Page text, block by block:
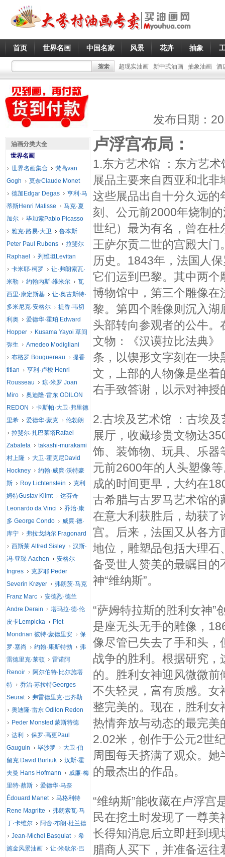
首页 世界名画 中国名家 风景 花卉 抽象
超现实油画 新中式油画 抽象油画 酒
发布日期：
卢浮宫布局：
1.东方艺术馆 ：东方艺
展品主要来自西亚和北
这些展品出自十分久远
刻、公元前2000年烧制
世纪）最为有名，曾在杜
王萨尔贡二世的宫殿大
历史。1843年，法国人
它们运到巴黎。其中两
博物馆中，第三个雕像
黎。第四个雕像则沉入
头部转向参观者的公牛。
文物：《汉谟拉比法典
条，以锲形文字刻在一
文，上部的人物像是坐
右手致答谢，以示对神
2.古埃及艺术馆 ：古埃
展厅，收藏珍贵文物达
饰、装饰物、玩具、乐
元前2600年的人头塑像
成的时间更早，大约在
古希腊与古罗马艺术馆
在意大利获胜后，劫获
宫。后来，法国又从各
地位，雕塑品包括大理
备受世人赞美的最瞩目的
神“维纳斯”。
“萨姆特拉斯的胜利女神
是座无头无手的雕像，
像尽管已失去了手和头
战争的胜利。根据研究
的。胜利女神迎风微微
不失轻灵，富有质感。
整完美的。现在，胜利
热情奔放与动态的最完美
2.02米，创作于公元2世
周围每天挤满了观众。
的最杰出的作品。
“维纳斯”能收藏在卢浮
民在挖土时发现了一尊
长得知消息后立即赶到现
腊商人买下，并准备运
油画分类大全
世界名画
世界名画集合
梵高van
Gogh
莫奈Claude Monet
德加Edgar Degas
亨利·马
蒂斯Henri Matisse
马克·夏
加尔
毕加索Pablo Picasso
雅克·路易·大卫
鲁本斯
Peter Paul Rubens
拉斐尔
Raphael
列维坦Levitan
卡米耶·柯罗
让·弗朗索瓦·
米勒
约翰内斯·维米尔
瓦
西里·康定斯基
让·奥古斯特·
多米尼克·安格尔
提香·韦切
利奥
爱德华·霍珀 Edward
Hopper
Kusama Yayoi 草间
弥生
Amedeo Modigliani
布格罗 Bouguereau
提香
titian
亨利·卢梭 Henri
Rousseau
琼·米罗 Joan
Miro
奥迪隆·雷东 ODILON
REDON
卡斯帕·大卫·弗里德
里希
爱德华·蒙克
伦勃朗
拉斐尔·扎巴莱塔Rafael
Zabaleta
takashi-murakami
村上隆
大卫·霍克尼David
Hockney
约翰·威廉·沃特豪
斯
Roy Lichtenstein
克利
姆特Gustav Klimt
达芬奇
Leonardo da Vinci
乔治·康
多 George Condo
威廉·德·
库宁
弗拉戈纳尔 Fragonard
西斯莱 Alfred Sisley
汉斯·
冯·亚琛 Aachen
安格尔
Ingres
克罗耶 Peder
Severin Krøyer
弗朗茨·马克
Franz Marc
安德烈·德兰
Andre Derain
塔玛拉·德·伦
皮卡Lempicka
Piet
Mondrian 彼特·蒙德里安
保
罗·塞尚
约翰·康斯特勃
弗
雷德里克·莱顿
雷诺阿
Renoir
阿尔伯特·比尔施塔
特
乔治·苏拉特Georges
Seurat
弗雷德里克·巴齐勒
奥迪隆·雷东 Odilon Redon
Peder Monsted 蒙斯特德
达利
保罗·高更Paul
Gauguin
毕沙罗
大卫·伯
留克 David Burliuk
汉斯·霍
夫曼 Hans Hofmann
威廉·梅
里特·蔡斯
爱德华·马奈
Édouard Manet
马格利特
Rene Magritte
弗朗索瓦·马
丁·卡维尔
阿舍·布朗·杜兰德
Jean-Michel Basquiat
希
施金风景油画
让·米歇尔·巴